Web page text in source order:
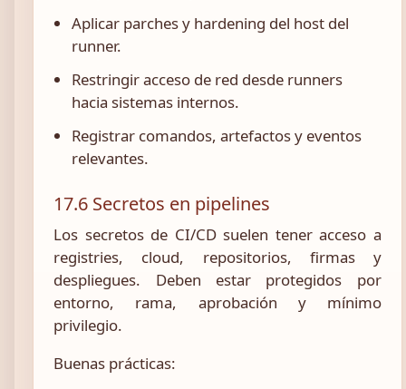
Aplicar parches y hardening del host del
runner.
Restringir acceso de red desde runners
hacia sistemas internos.
Registrar comandos, artefactos y eventos
relevantes.
17.6 Secretos en pipelines
Los secretos de CI/CD suelen tener acceso a
registries, cloud, repositorios, firmas y
despliegues. Deben estar protegidos por
entorno, rama, aprobación y mínimo
privilegio.
Buenas prácticas: